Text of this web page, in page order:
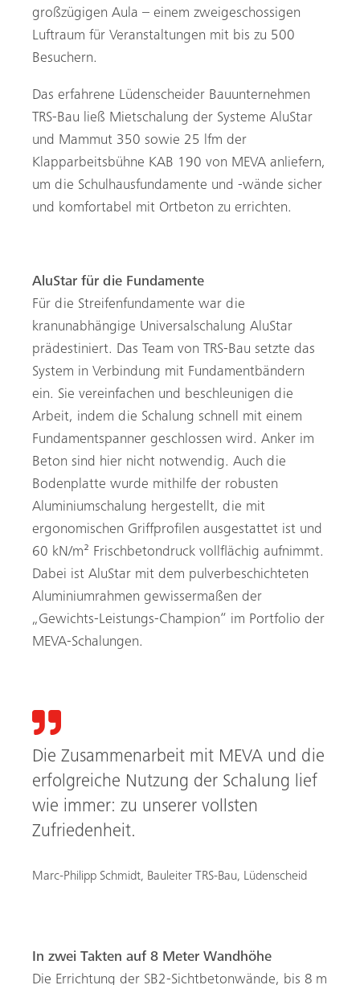
großzügigen Aula – einem zweigeschossigen
Luftraum für Veranstaltungen mit bis zu 500
Besuchern.
Das erfahrene Lüdenscheider Bauunternehmen
TRS-Bau ließ Mietschalung der Systeme AluStar
und Mammut 350 sowie 25 lfm der
Klapparbeitsbühne KAB 190 von MEVA anliefern,
um die Schulhausfundamente und -wände sicher
und komfortabel mit Ortbeton zu errichten.
AluStar für die Fundamente
Für die Streifenfundamente war die
kranunabhängige Universalschalung AluStar
prädestiniert. Das Team von TRS-Bau setzte das
System in Verbindung mit Fundamentbändern
ein. Sie vereinfachen und beschleunigen die
Arbeit, indem die Schalung schnell mit einem
Fundamentspanner geschlossen wird. Anker im
Beton sind hier nicht notwendig. Auch die
Bodenplatte wurde mithilfe der robusten
Aluminiumschalung hergestellt, die mit
ergonomischen Griffprofilen ausgestattet ist und
60 kN/m² Frischbetondruck vollflächig aufnimmt.
Dabei ist AluStar mit dem pulverbeschichteten
Aluminiumrahmen gewissermaßen der
„Gewichts-Leistungs-Champion“ im Portfolio der
MEVA-Schalungen.
Die Zusammenarbeit mit MEVA und die
erfolgreiche Nutzung der Schalung lief
wie immer: zu unserer vollsten
Zufriedenheit.
Marc-Philipp Schmidt, Bauleiter TRS-Bau, Lüdenscheid
In zwei Takten auf 8 Meter Wandhöhe
Die Errichtung der SB2-Sichtbetonwände, bis 8 m